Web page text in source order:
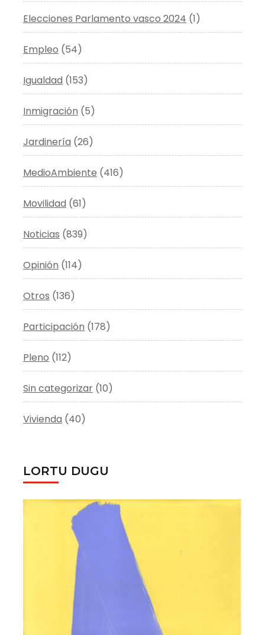
Elecciones Parlamento vasco 2024 (1)
Empleo (54)
Igualdad (153)
Inmigración (5)
Jardinería (26)
MedioAmbiente (416)
Movilidad (61)
Noticias (839)
Opinión (114)
Otros (136)
Participación (178)
Pleno (112)
Sin categorizar (10)
Vivienda (40)
LORTU DUGU